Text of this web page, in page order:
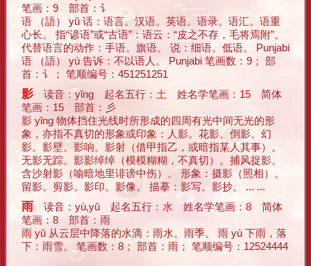
笔画：9 部首：讠
语 （語） yǔ 话：语言。汉语。英语。语录。语汇。语重
心长。 指“谚语”或“古语”：语云：“皮之不存，毛将焉附”。
代替语言的动作：手语。旗语。 说：细语。低语。 Punjabi
语 （語） yù 告诉：不以语人。 Punjabi 笔画数：9； 部
首：讠； 笔顺编号：451251251
影 读音：yǐng 起名五行： 土 姓名学笔画： 15 简体
笔画：15 部首：彡
影 yǐng 物体挡住光线时所形成的四周有光中间无光的形
象，亦指不真切的形象或印象：人影。花影。倒影。幻
影。影壁。影响。影射（借甲指乙，或暗指某人其事）。
无影无踪。影影绰绰（模模糊糊，不真切）。捕风捉影。
含沙射影（喻暗地里诽谤中伤）。 形象：摄影（照相）。
留影。剪影。影印。影像。 描摹：影写。影抄。 ... ...
雨 读音：yù,yǔ 起名五行： 水 姓名学笔画： 8 简体
笔画：8 部首：雨
雨 yǔ 从云层中降落的水滴：雨水。雨季。 雨 yù 下雨，落
下：雨雪。 笔画数：8； 部首：雨； 笔顺编号：12524444